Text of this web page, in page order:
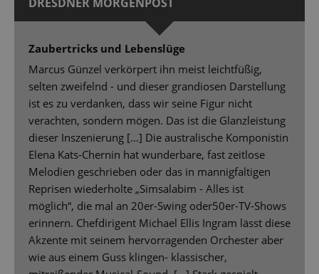
Zaubertricks und Lebenslüge
Marcus Günzel verkörpert ihn meist leichtfüßig,
selten zweifelnd - und dieser grandiosen Darstellung
ist es zu verdanken, dass wir seine Figur nicht
verachten, sondern mögen. Das ist die Glanzleistung
dieser Inszenierung […] Die australische Komponistin
Elena Kats-Chernin hat wunderbare, fast zeitlose
Melodien geschrieben oder das in mannigfaltigen
Reprisen wiederholte „Simsalabim - Alles ist
möglich“, die mal an 20er-Swing oder50er-TV-Shows
erinnern. Chefdirigent Michael Ellis Ingram lässt diese
Akzente mit seinem hervorragenden Orchester aber
wie aus einem Guss klingen- klassischer,